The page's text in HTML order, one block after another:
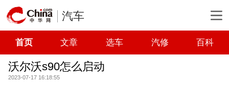
汽车
首页 文章 选车 汽修 百科
沃尔沃s90怎么启动
2023-07-17 16:18:55